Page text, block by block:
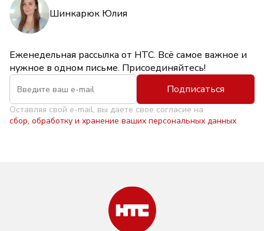
Шинкарюк Юлия
Еженедельная рассылка от НТС. Всё самое важное и
нужное в одном письме. Присоединяйтесь!
Подписаться
Оставляя свой e-mail, вы даете свое согласие на
сбор, обработку и хранение ваших персональных данных